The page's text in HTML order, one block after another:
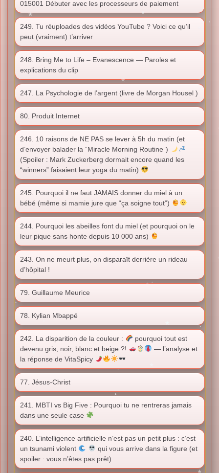
015001 Débuter avec les processeurs de paiement
249. Tu réuploades des vidéos YouTube ? Voici ce qu’il
peut (vraiment) t’arriver
248. Bring Me to Life – Evanescence — Paroles et
explications du clip
247. La Psychologie de l’argent (livre de Morgan Housel )
80. Produit Internet
246. 10 raisons de NE PAS se lever à 5h du matin (et
d’envoyer balader la “Miracle Morning Routine”)
(Spoiler : Mark Zuckerberg dormait encore quand les
“winners” faisaient leur yoga du matin)
245. Pourquoi il ne faut JAMAIS donner du miel à un
bébé (même si mamie jure que “ça soigne tout”)
244. Pourquoi les abeilles font du miel (et pourquoi on le
leur pique sans honte depuis 10 000 ans)
243. On ne meurt plus, on disparaît derrière un rideau
d’hôpital !
79. Guillaume Meurice
78. Kylian Mbappé
242. La disparition de la couleur :
pourquoi tout est
devenu gris, noir, blanc et beige ?!
— l’analyse et
la réponse de VitaSpicy
77. Jésus-Christ
241. MBTI vs Big Five : Pourquoi tu ne rentreras jamais
dans une seule case
240. L’intelligence artificielle n’est pas un petit plus : c’est
un tsunami violent
qui vous arrive dans la figure (et
spoiler : vous n’êtes pas prêt)